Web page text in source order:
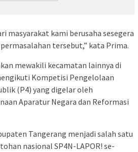
masyarakat kami berusaha sesegera
tersebut,” kata Prima.
mewakili kecamatan lainnya di
Kompetisi Pengelolaan
(P4) yang digelar oleh
Aparatur Negara dan Reformasi
Tangerang menjadi salah satu
nasional SP4N-LAPOR! se-